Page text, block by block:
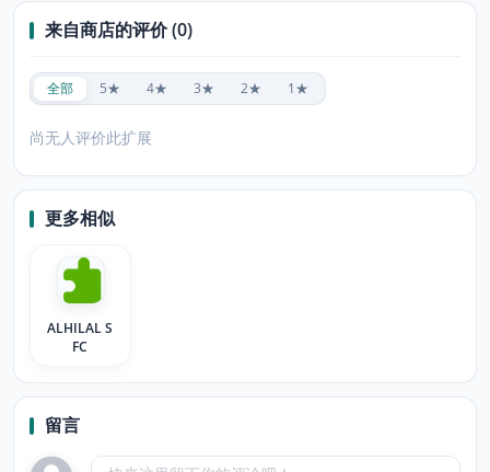
来自商店的评价 (0)
全部 5★ 4★ 3★ 2★ 1★
尚无人评价此扩展
更多相似
ALHILAL S
FC
留言